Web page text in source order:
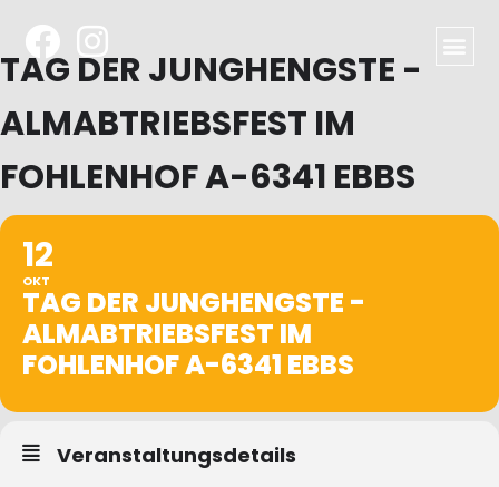
TAG DER JUNGHENGSTE -
ALMABTRIEBSFEST IM
FOHLENHOF A-6341 EBBS
12
OKT
TAG DER JUNGHENGSTE -
ALMABTRIEBSFEST IM
FOHLENHOF A-6341 EBBS
Veranstaltungsdetails